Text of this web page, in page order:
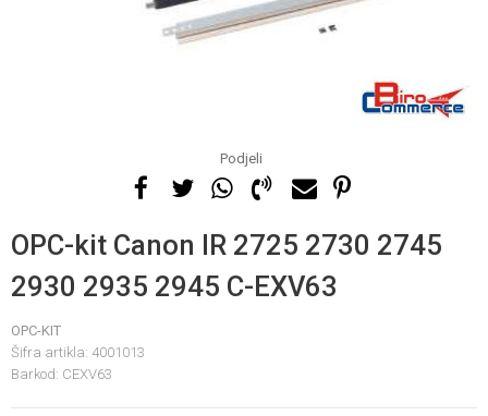
Podjeli
OPC-kit Canon IR 2725 2730 2745
2930 2935 2945 C-EXV63
OPC-KIT
Šifra artikla: 4001013
Barkod: CEXV63